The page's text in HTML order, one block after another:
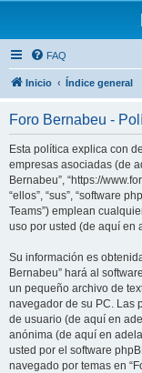
FAQ
Inicio Índice general
Foro Bernabeu -
Esta política explica con
empresas asociadas (de
Bernabeu”, “https://
“ellos”, “sus”, “software
Teams”) emplean
uso por usted (de aquí en
Su información es
Bernabeu” hará al
un pequeño archivo de
navegador de su PC. Las
de usuario (de aquí en
anónima (de aquí en
usted por el software
navegado por temas en